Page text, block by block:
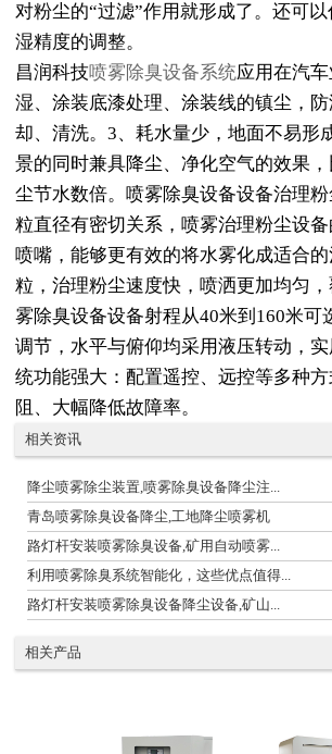
对粉尘的“过滤”作用就形成了。还可
湿精度的调整。
昌润科技喷雾除臭设备系统应用在汽
湿、涂装底漆处理、涂装线的镇尘，
却、清洗。3、耗水量少，地面不易形
景的同时兼具降尘、净化空气的效果
尘节水数倍。喷雾除臭设备设备治理
粒直径有密切关系，喷雾治理粉尘设
喷嘴，能够更有效的将水雾化成适合
粒，治理粉尘速度快，喷洒更加均匀
雾除臭设备设备射程从40米到160米可
调节，水平与俯仰均采用液压转动，
统功能强大：配置遥控、远控等多种
阻、大幅降低故障率。
相关资讯
降尘喷雾除尘装置,喷雾除臭设备降尘注...
青岛喷雾除臭设备降尘,工地降尘喷雾机
路灯杆安装喷雾除臭设备,矿用自动喷雾...
利用喷雾除臭系统智能化，这些优点值得...
路灯杆安装喷雾除臭设备降尘设备,矿山...
相关产品